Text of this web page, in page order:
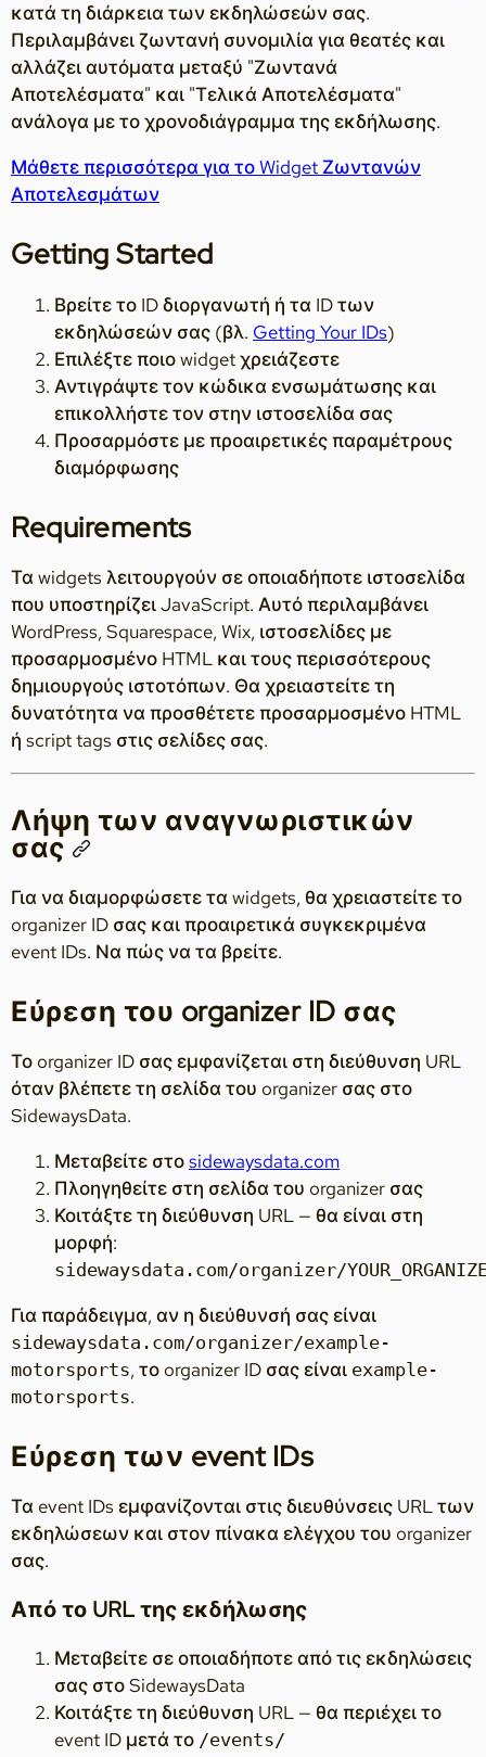
κατά τη διάρκεια των εκδηλώσεών σας.
Περιλαμβάνει ζωντανή συνομιλία για θεατές και
αλλάζει αυτόματα μεταξύ "Ζωντανά
Αποτελέσματα" και "Τελικά Αποτελέσματα"
ανάλογα με το χρονοδιάγραμμα της εκδήλωσης.
Μάθετε περισσότερα για το Widget Ζωντανών
Αποτελεσμάτων
Getting Started
Βρείτε το ID διοργανωτή ή τα ID των
εκδηλώσεών σας (βλ. Getting Your IDs)
Επιλέξτε ποιο widget χρειάζεστε
Αντιγράψτε τον κώδικα ενσωμάτωσης και
επικολλήστε τον στην ιστοσελίδα σας
Προσαρμόστε με προαιρετικές παραμέτρους
διαμόρφωσης
Requirements
Τα widgets λειτουργούν σε οποιαδήποτε ιστοσελίδα
που υποστηρίζει JavaScript. Αυτό περιλαμβάνει
WordPress, Squarespace, Wix, ιστοσελίδες με
προσαρμοσμένο HTML και τους περισσότερους
δημιουργούς ιστοτόπων. Θα χρειαστείτε τη
δυνατότητα να προσθέτετε προσαρμοσμένο HTML
ή script tags στις σελίδες σας.
Λήψη των αναγνωριστικών
σας
Για να διαμορφώσετε τα widgets, θα χρειαστείτε το
organizer ID σας και προαιρετικά συγκεκριμένα
event IDs. Να πώς να τα βρείτε.
Εύρεση του organizer ID σας
Το organizer ID σας εμφανίζεται στη διεύθυνση URL
όταν βλέπετε τη σελίδα του organizer σας στο
SidewaysData.
Μεταβείτε στοsidewaysdata.com
Πλοηγηθείτε στη σελίδα του organizer σας
Κοιτάξτε τη διεύθυνση URL — θα είναι στη
μορφή:
sidewaysdata.com/organizer/
Για παράδειγμα, αν η διεύθυνσή σας είναι
sidewaysdata.com/organizer/example-
motorsports, το organizer ID σας είναι example-
motorsports.
Εύρεση των event IDs
Τα event IDs εμφανίζονται στις διευθύνσεις URL των
εκδηλώσεων και στον πίνακα ελέγχου του organizer
σας.
Από το URL της εκδήλωσης
Μεταβείτε σε οποιαδήποτε από τις εκδηλώσεις
σας στο SidewaysData
Κοιτάξτε τη διεύθυνση URL — θα περιέχει το
event ID μετά το /events/